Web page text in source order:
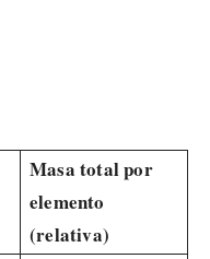
Masa total por
elemento
(relativa)